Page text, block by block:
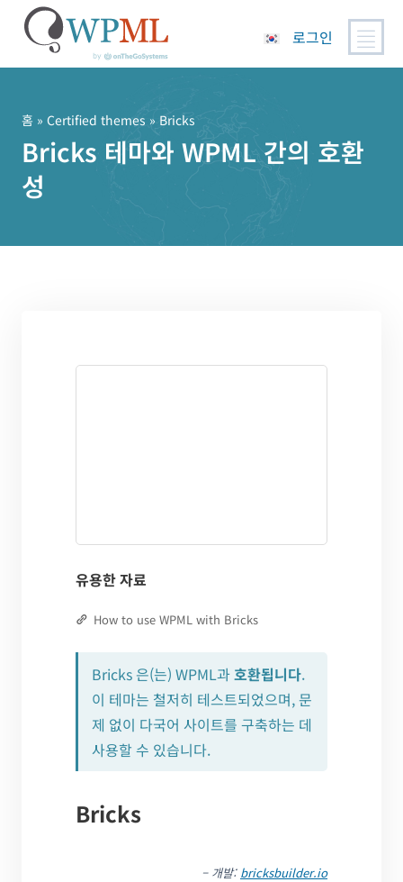
로그인
홈 » Certified themes » Bricks
Bricks 테마와 WPML 간의 호환
성
유용한 자료
How to use WPML with Bricks
Bricks 은(는) WPML과호환됩니다.
이 테마는 철저히 테스트되었으며, 문
제 없이 다국어 사이트를 구축하는 데
사용할 수 있습니다.
Bricks
– 개발: bricksbuilder.io